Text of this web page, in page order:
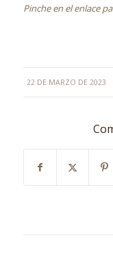
Pinche en el enlace
22 DE MARZO DE 2023
/